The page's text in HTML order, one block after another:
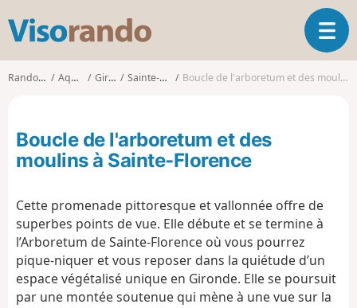
s
o
d
o
O
u
t
i
Randonnées Aquitaine Gironde Sainte-Florence Boucle de l'arboretum et des moulins à Sainte-Florence
Boucle de l'arboretum et des
moulins à Sainte-Florence
Cette promenade pittoresque et vallonnée offre de
superbes points de vue. Elle débute et se termine à
l’Arboretum de Sainte-Florence où vous pourrez
pique-niquer et vous reposer dans la quiétude d’un
espace végétalisé unique en Gironde. Elle se poursuit
par une montée soutenue qui mène à une vue sur la